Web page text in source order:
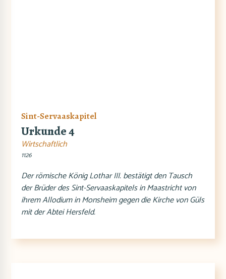
Sint-Servaaskapitel
Urkunde 4
Wirtschaftlich
1126
Der römische König Lothar III. bestätigt den Tausch
der Brüder des Sint-Servaaskapitels in Maastricht von
ihrem Allodium in Monsheim gegen die Kirche von Güls
mit der Abtei Hersfeld.